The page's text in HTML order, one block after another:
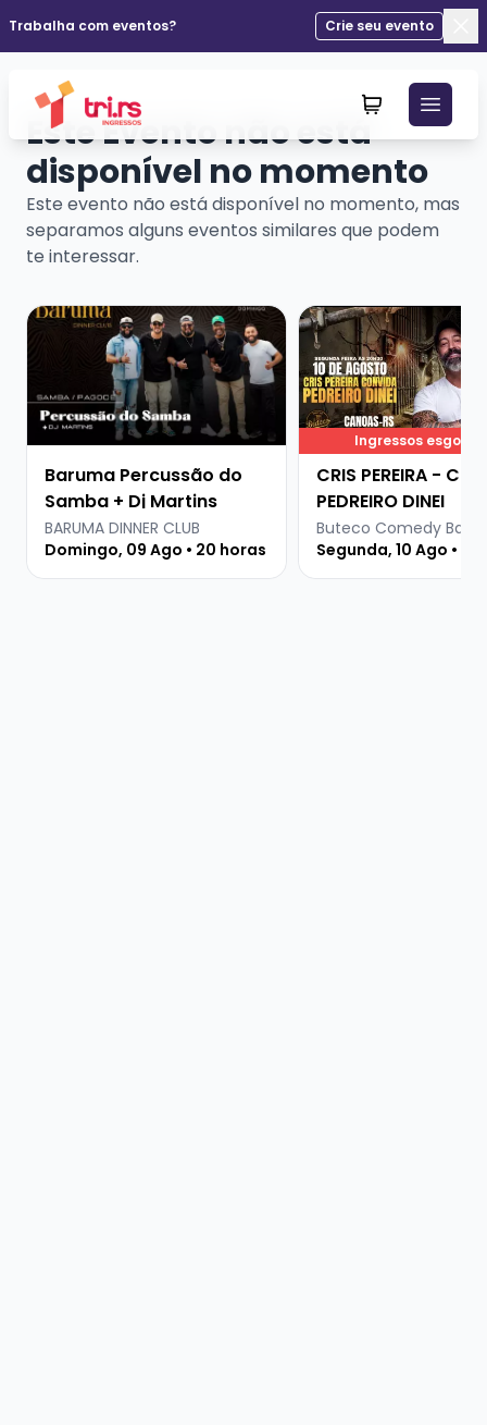
Trabalha com eventos?
Crie seu evento
Este Evento não está
disponível no momento
Este evento não está disponível no momento, mas
separamos alguns eventos similares que podem
te interessar.
Veja mais sobre Baruma Percussão do Samba + Dj
Baruma Percussão do
Samba + Dj Martins
BARUMA DINNER CLUB
Domingo, 09 Ago • 20 horas
Veja mais sobre CRIS
Ingressos
CRIS PEREIRA -
PEDREIRO DINEI
Segunda, 10 Ago •